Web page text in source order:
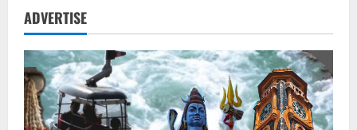
निकले
गणेश
जोशी,
सोशल
मीडिया
पर
हुए
ट्रोल
ADVERTISE